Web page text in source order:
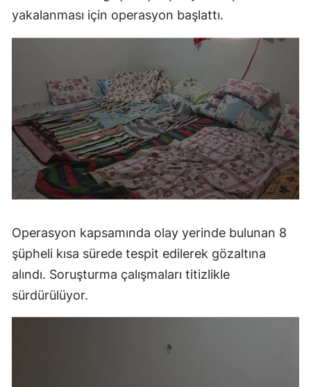
yakalanması için operasyon başlattı.
Operasyon kapsamında olay yerinde bulunan 8
şüpheli kısa sürede tespit edilerek gözaltına
alındı. Soruşturma çalışmaları titizlikle
sürdürülüyor.